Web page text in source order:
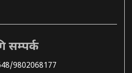
सम्पर्क
9802068177